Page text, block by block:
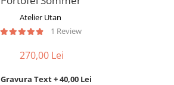
Atelier Utan
1 Review
270,00 Lei
Gravura Text + 40,00 Lei